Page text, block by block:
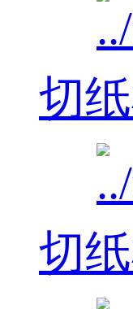
切
切